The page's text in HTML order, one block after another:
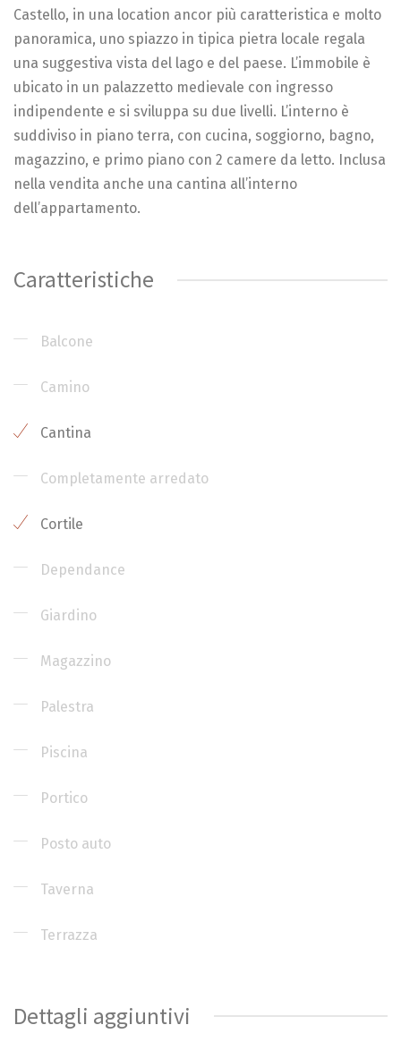
Castello, in una location ancor più caratteristica e molto
panoramica, uno spiazzo in tipica pietra locale regala
una suggestiva vista del lago e del paese. L’immobile è
ubicato in un palazzetto medievale con ingresso
indipendente e si sviluppa su due livelli. L’interno è
suddiviso in piano terra, con cucina, soggiorno, bagno,
magazzino, e primo piano con 2 camere da letto. Inclusa
nella vendita anche una cantina all’interno
dell’appartamento.
Caratteristiche
Balcone
Camino
Cantina
Completamente arredato
Cortile
Dependance
Giardino
Magazzino
Palestra
Piscina
Portico
Posto auto
Taverna
Terrazza
Dettagli aggiuntivi